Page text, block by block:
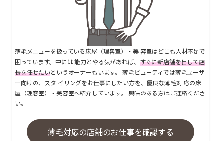
薄毛メニューを扱っている床屋（理容室）・美 容室はどこも人材不足で
困っています。中には 能力とやる気があれば、 すぐに新店舗を出して店
長を任せたいというオーナーもいます。 薄毛ビューティでは薄毛ユーザ
ー向けの、スタ イリングをお仕事にしたい方を、優良な薄毛対 応の床
屋（理容室）・美容室へ紹介しています。 興味のある方はご連絡くださ
い。
薄毛対応の店舗のお仕事を確認する